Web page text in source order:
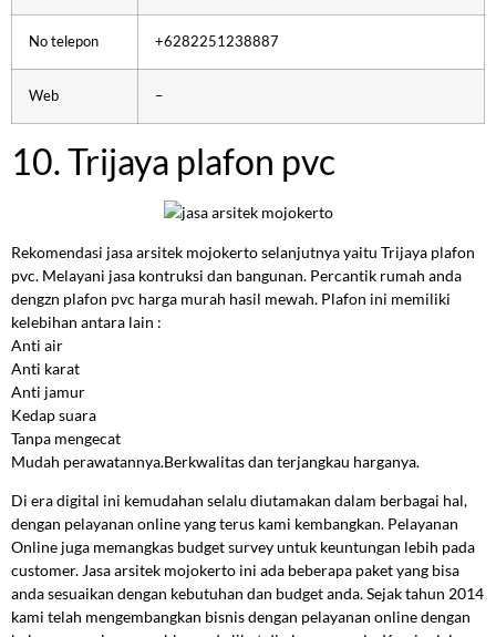
No telepon +6282251238887
Web –
10. Trijaya plafon pvc
Rekomendasi jasa arsitek mojokerto selanjutnya yaitu Trijaya plafon
pvc. Melayani jasa kontruksi dan bangunan. Percantik rumah anda
dengzn plafon pvc harga murah hasil mewah. Plafon ini memiliki
kelebihan antara lain :
Anti air
Anti karat
Anti jamur
Kedap suara
Tanpa mengecat
Mudah perawatannya.Berkwalitas dan terjangkau harganya.
Di era digital ini kemudahan selalu diutamakan dalam berbagai hal,
dengan pelayanan online yang terus kami kembangkan. Pelayanan
Online juga memangkas budget survey untuk keuntungan lebih pada
customer. Jasa arsitek mojokerto ini ada beberapa paket yang bisa
anda sesuaikan dengan kebutuhan dan budget anda. Sejak tahun 2014
kami telah mengembangkan bisnis dengan pelayanan online dengan